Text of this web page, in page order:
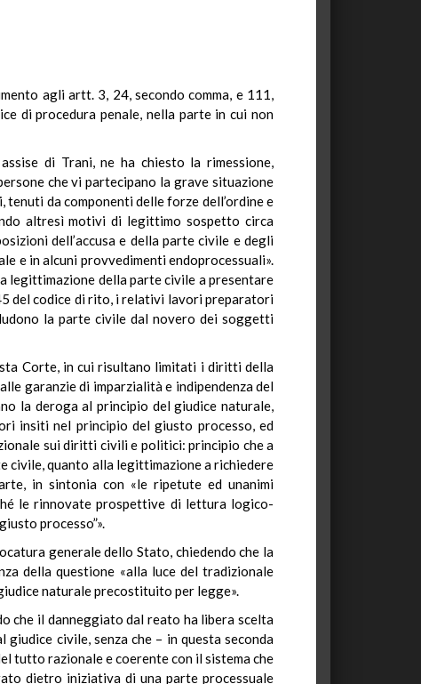
agli artt. 3, 24, secondo comma, e 111,
di procedura penale, nella parte in cui non
di Trani, ne ha chiesto la rimessione,
che vi partecipano la grave situazione
da componenti delle forze dell’ordine e
altresì motivi di legittimo sospetto circa
dell’accusa e della parte civile e degli
e in alcuni provvedimenti endoprocessuali».
legittimazione della parte civile a presentare
del codice di rito, i relativi lavori preparatori
la parte civile dal novero dei soggetti
Corte, in cui risultano limitati i diritti della
garanzie di imparzialità e indipendenza del
la deroga al principio del giudice naturale,
insiti nel principio del giusto processo, ed
sui diritti civili e politici: principio che a
quanto alla legittimazione a richiedere
in sintonia con «le ripetute ed unanimi
le rinnovate prospettive di lettura logico-
processo”».
generale dello Stato, chiedendo che la
della questione «alla luce del tradizionale
naturale precostituito per legge».
che il danneggiato dal reato ha libera scelta
civile, senza che – in questa seconda
tutto razionale e coerente con il sistema che
dietro iniziativa di una parte processuale